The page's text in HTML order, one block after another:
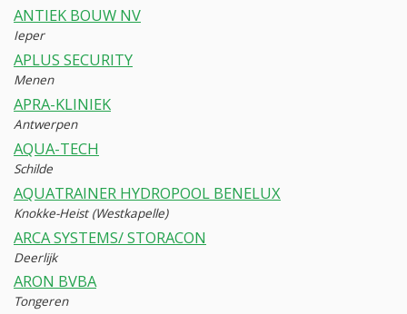
ANTIEK BOUW NV
Ieper
APLUS SECURITY
Menen
APRA-KLINIEK
Antwerpen
AQUA-TECH
Schilde
AQUATRAINER HYDROPOOL BENELUX
Knokke-Heist (Westkapelle)
ARCA SYSTEMS/ STORACON
Deerlijk
ARON BVBA
Tongeren